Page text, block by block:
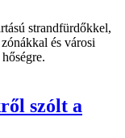
strandfürdőkkel,
és városi
szólt a